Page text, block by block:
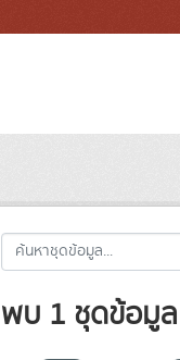
พบ 1 ชุดข้อมูล